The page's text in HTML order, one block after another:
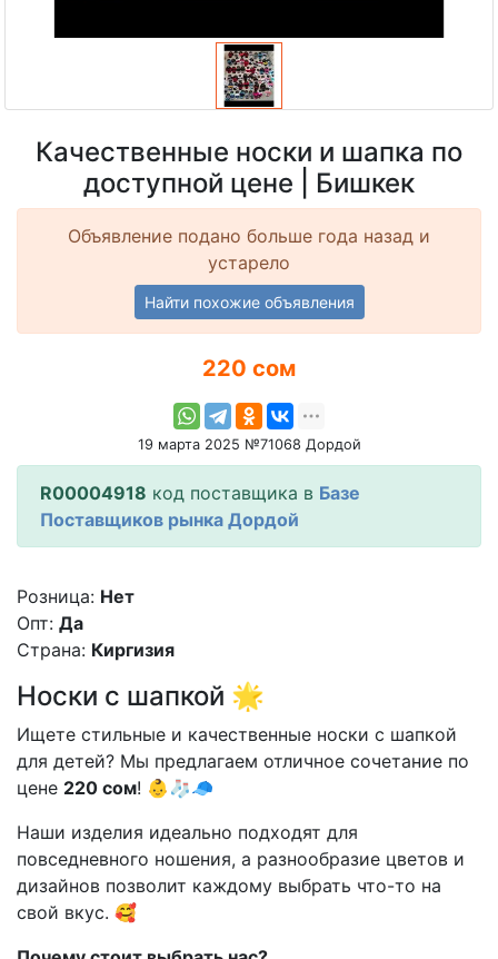
Качественные носки и шапка по
доступной цене | Бишкек
Объявление подано больше года назад и
устарело
Найти похожие объявления
220 сом
19 марта 2025 №71068 Дордой
R00004918 код поставщика в Базе
Поставщиков рынка Дордой
Розница: Нет
Опт: Да
Страна: Киргизия
Носки с шапкой 🌟
Ищете стильные и качественные носки с шапкой
для детей? Мы предлагаем отличное сочетание по
цене 220 сом! 👶🧦🧢
Наши изделия идеально подходят для
повседневного ношения, а разнообразие цветов и
дизайнов позволит каждому выбрать что-то на
свой вкус. 🥰